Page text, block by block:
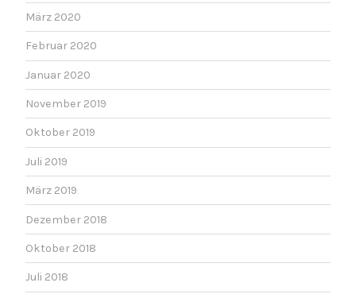
März 2020
Februar 2020
Januar 2020
November 2019
Oktober 2019
Juli 2019
März 2019
Dezember 2018
Oktober 2018
Juli 2018